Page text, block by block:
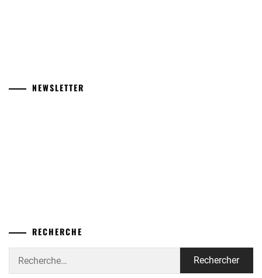
NEWSLETTER
RECHERCHE